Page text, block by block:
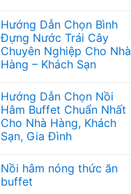
bình
luận
ở
Đĩa
Đá
Tròn
66003:
Nâng
Tầm
Trải
Nghiệm
Ẩm
Nghệ
Thuật
Trang
Hướng Dẫn Chọn Bình
Đựng Nước Trái Cây
Chuyên Nghiệp Cho Nhà
Hàng – Khách Sạn
bình
luận
ở
Hướng
Dẫn
Chọn
Nước
Trái
Cây
Hướng Dẫn Chọn Nồi
Hâm Buffet Chuẩn Nhất
Cho Nhà Hàng, Khách
Sạn, Gia Đình
bình
luận
ở
Nồi hâm nóng thức ăn
buffet